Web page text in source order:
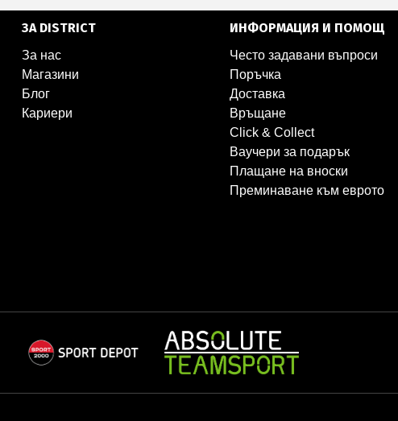
ЗА DISTRICT
За нас
Магазини
Блог
Кариери
ИНФОРМАЦИЯ И ПОМОЩ
Често задавани въпроси
Поръчка
Доставка
Връщане
Click & Collect
Ваучери за подарък
Плащане на вноски
Преминаване към еврото